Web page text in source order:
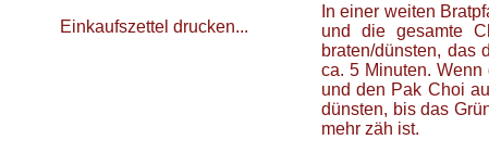
Einkaufszettel drucken...
In einer weiten
und die gesamte
braten/dünsten, das
ca. 5 Minuten.
und den Pak Choi
dünsten, bis das
mehr zäh ist.